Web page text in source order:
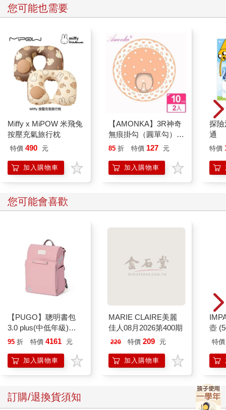
顯，不然整個臉很靜，沒什麼廢話那樣的臉，倒有一股滄桑鎖在
眉宇，看起來反而形成很堅定的神情。
女士正要抬臉，廚房裡端出了三杯茶，蓋子碰著杯子，一路嗑嗑
嗑地噴著熱煙。修平知道這阿紅有點故意，留下最後一杯才端到
客人面前，就為了多瞄一眼，茶盤夾在腋下，再把杯子挪前挪
後，大概覺得長相不怎麼樣才放心走回廚房。
寒暄還不熱絡，老谷賣力說著話，女士則把盒子移到茶几上，從
皮包裡掏出一張泛黃的照片。老谷先看，近看遠看然後哦哦哦地
應付著，看完後傳給修平。他慎重地戴上老花眼鏡，原來畫面裡
站著講台上的自己，看不出有什麼奇特，類似的照片他已看過了
幾十張。
「這是二○○二年教授在博物館的演講，我也在裡面。」杏枝女士
說。
一排撐高的蘭花叢，一個女人就站在那裡，笑得匆匆忙忙，和那
「那就是我啦。」她說。
「噢，十幾年了，原來杏枝從以前就是教授的粉絲。」
她被老谷叫出了名字，便不再那麼羞澀又緊繃了，開始如數家
珍：「修平教授……雖然平常不是研究農學生態這個領域，卻對
螢火蟲的復育投入更多心血，每一次的成果我都有拍下來收藏，
而且我再婚那一年，剛好看到教授第一次公開發表了紀錄片，螢
火蟲滿山滿谷飛舞，看了好激動，那好像就是教授送給我的祝
「妳太客氣了，杏枝女士過得好嗎？」
「修平……教授，我過得不好，活著就好。我沒有再離婚，就是
為了活下去，何況女兒對我很貼心，這次我能來到這裡就是她的
您可能也需要
Miffy x MiPOW 米飛兔
按壓充氣旅行枕
特價 490 元
加入購物車
【AMONKA】3R神奇
無痕掛勾（圓單勾）
（蕾絲點點－奶油）2
85 折 特價 127 元
加入購物車
探
通
特價
您可能會喜歡
【PUGO】聰明書包
3.0 plus(中低年級)藕
粉 全新進化玩美上市
95 折 特價 4161 元
加入購物車
MARIE CLAIRE美麗
佳人08月2026第400期
220 特價 209 元
加入購物車
壺
特價
訂購/退換貨須知